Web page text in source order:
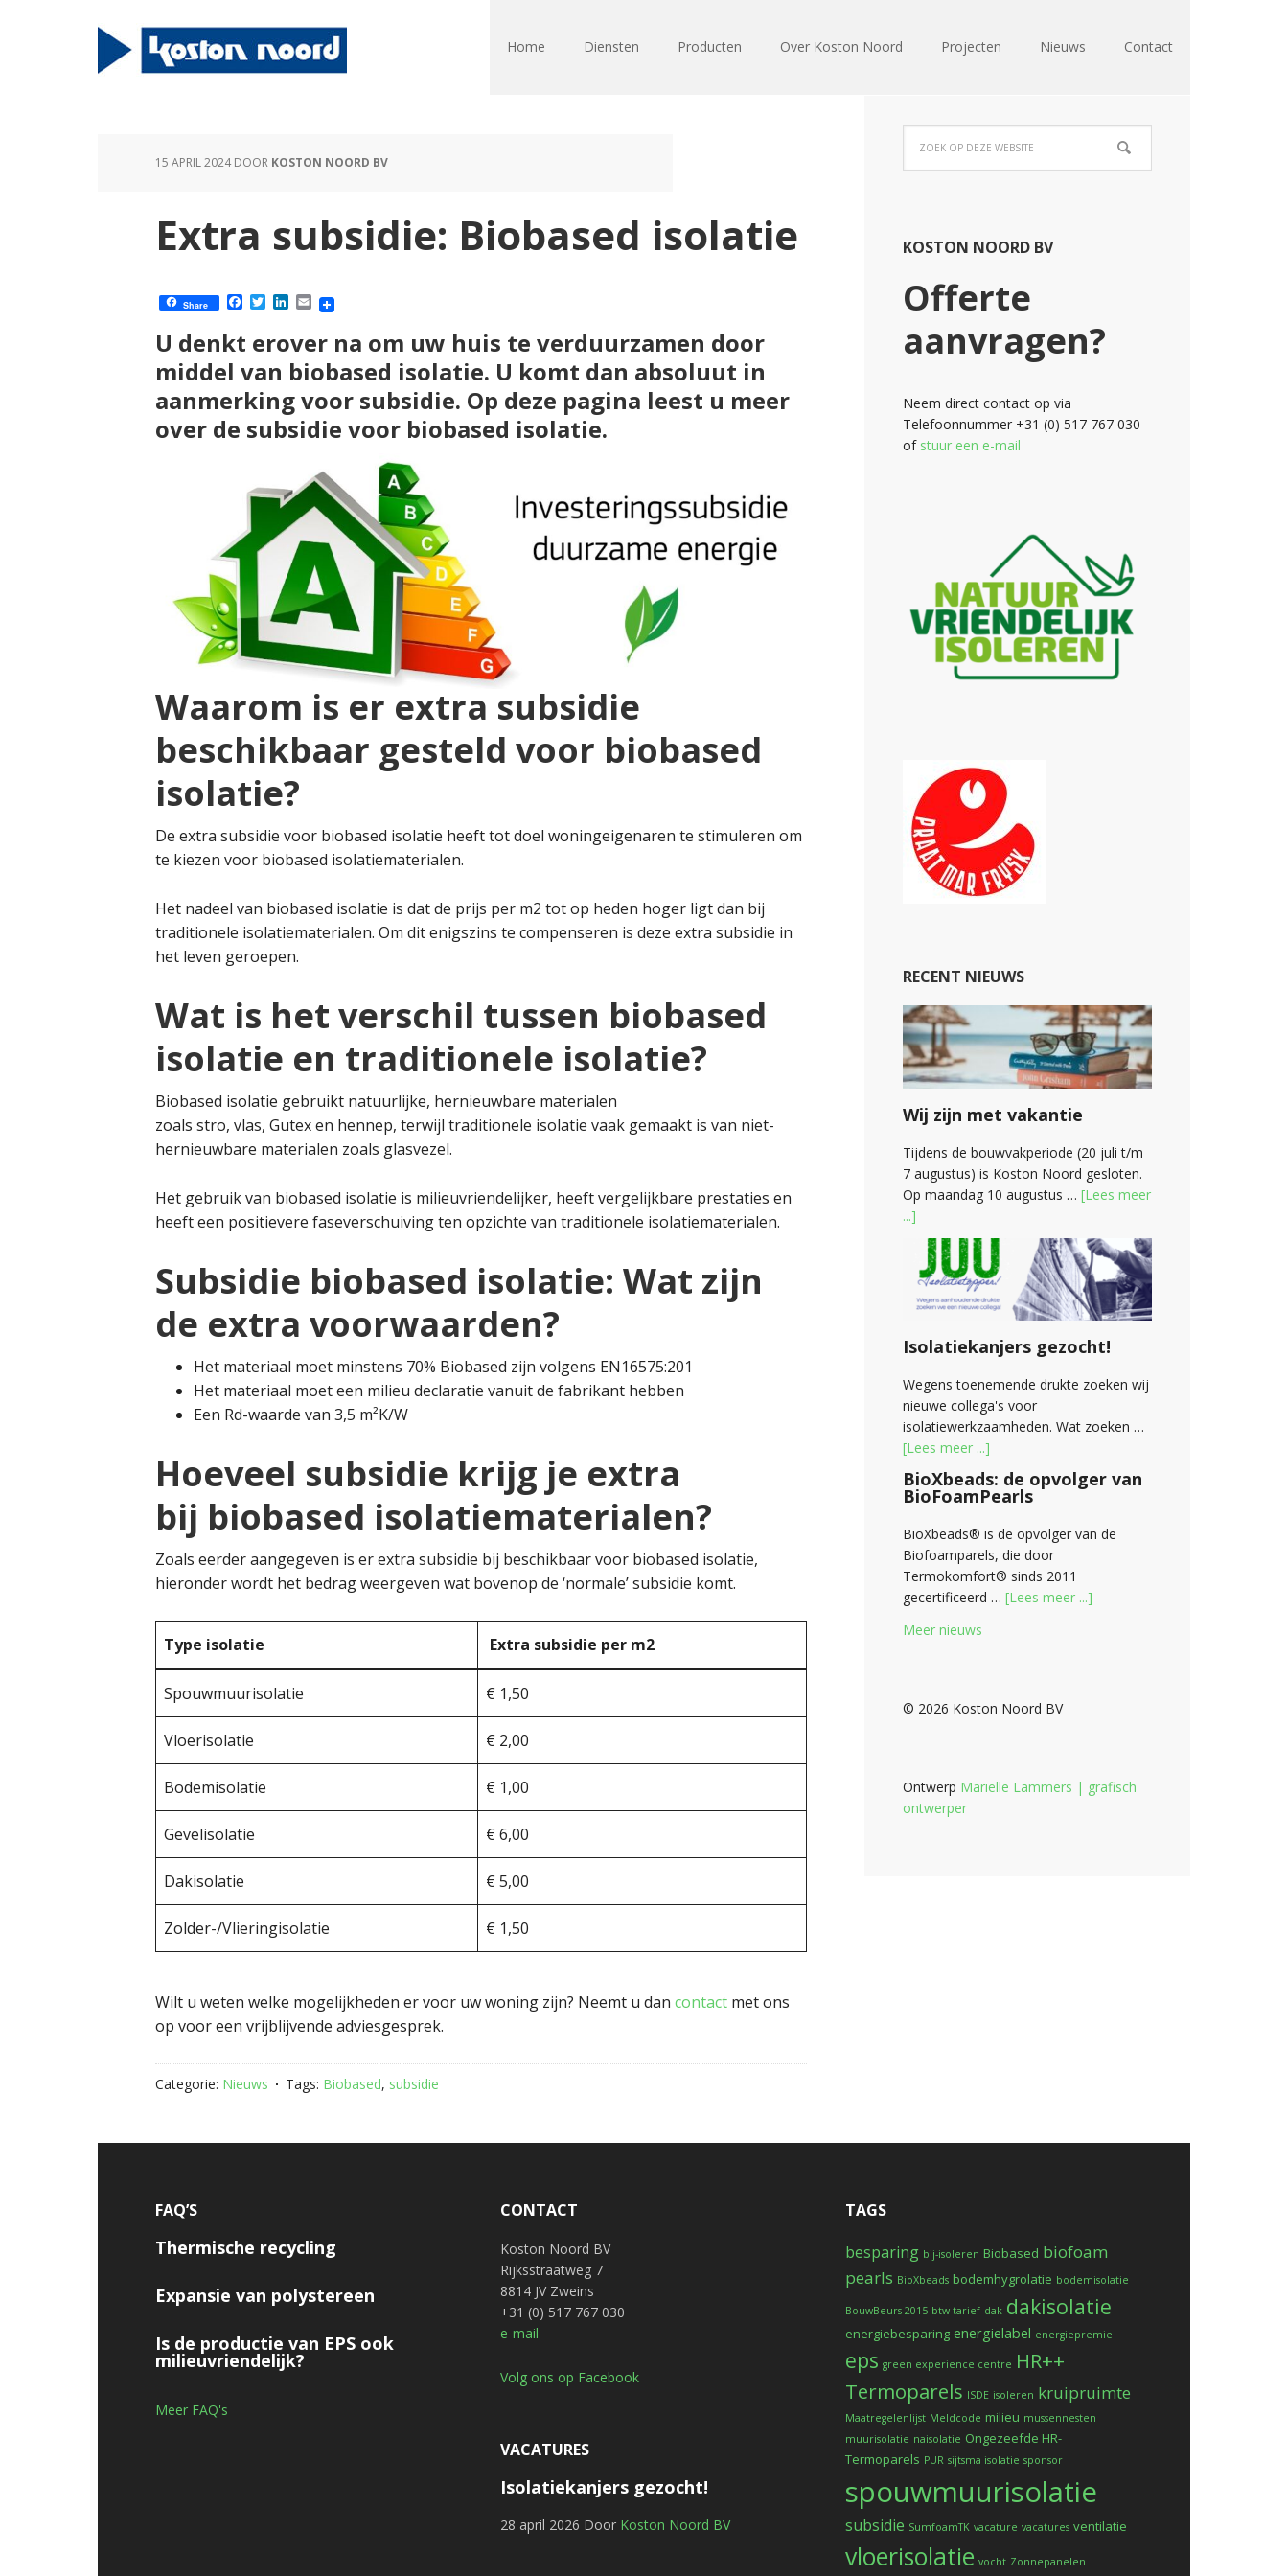
Home Diensten Producten Over Koston Noord Projecten Nieuws Contact
15 APRIL 2024DOOR KOSTON NOORD BV
Extra subsidie: Biobased isolatie
Share Facebook
TwitterLinkedIn
Email
U denkt erover na om uw huis te verduurzamen door
middel van biobased isolatie. U komt dan absoluut in
aanmerking voor subsidie. Op deze pagina leest u meer
over de subsidie voor biobased isolatie.
Waarom is er extra subsidie
beschikbaar gesteld voor biobased
isolatie?
De extra subsidie voor biobased isolatie heeft tot doel woningeigenaren te stimuleren om
te kiezen voor biobased isolatiematerialen.
Het nadeel van biobased isolatie is dat de prijs per m2 tot op heden hoger ligt dan bij
traditionele isolatiematerialen. Om dit enigszins te compenseren is deze extra subsidie in
het leven geroepen.
Wat is het verschil tussen biobased
isolatie en traditionele isolatie?
Biobased isolatie gebruikt natuurlijke, hernieuwbare materialen
zoals stro, vlas, Gutex en hennep, terwijl traditionele isolatie vaak gemaakt is van niet-
hernieuwbare materialen zoals glasvezel.
Het gebruik van biobased isolatie is milieuvriendelijker, heeft vergelijkbare prestaties en
heeft een positievere faseverschuiving ten opzichte van traditionele isolatiematerialen.
Subsidie biobased isolatie: Wat zijn
de extra voorwaarden?
Het materiaal moet minstens 70% Biobased zijn volgens EN16575:201
Het materiaal moet een milieu declaratie vanuit de fabrikant hebben
Een Rd-waarde van 3,5 m²K/W
Hoeveel subsidie krijg je extra
bij biobased isolatiematerialen?
Zoals eerder aangegeven is er extra subsidie bij beschikbaar voor biobased isolatie,
hieronder wordt het bedrag weergeven wat bovenop de ‘normale’ subsidie komt.
Type isolatie Extra subsidie per m2
Spouwmuurisolatie € 1,50
Vloerisolatie € 2,00
Bodemisolatie € 1,00
Gevelisolatie € 6,00
Dakisolatie € 5,00
Zolder-/Vlieringisolatie € 1,50
Wilt u weten welke mogelijkheden er voor uw woning zijn? Neemt u dan contact met ons
op voor een vrijblijvende adviesgesprek.
Categorie: Nieuws Tags: Biobased, subsidie
KOSTON NOORD BV
Offerte
aanvragen?
Neem direct contact op via
Telefoonnummer +31 (0) 517 767 030
of stuur een e-mail
RECENT NIEUWS
Wij zijn met vakantie
Tijdens de bouwvakperiode (20 juli t/m
7 augustus) is Koston Noord gesloten.
Op maandag 10 augustus … [Lees meer
...]
Isolatiekanjers gezocht!
Wegens toenemende drukte zoeken wij
nieuwe collega's voor
isolatiewerkzaamheden. Wat zoeken …
[Lees meer ...]
BioXbeads: de opvolger van
BioFoamPearls
BioXbeads® is de opvolger van de
Biofoamparels, die door
Termokomfort® sinds 2011
gecertificeerd … [Lees meer ...]
Meer nieuws
© 2026 Koston Noord BV
Ontwerp Mariëlle Lammers | grafisch
ontwerper
FAQ’S
Thermische recycling
Expansie van polystereen
Is de productie van EPS ook
milieuvriendelijk?
Meer FAQ's
CONTACT
Koston Noord BV
Rijksstraatweg 7
8814 JV Zweins
+31 (0) 517 767 030
e-mail
Volg ons op Facebook
VACATURES
Isolatiekanjers gezocht!
28 april 2026 Door Koston Noord BV
TAGS
besparing bij-isoleren Biobased biofoam
pearls BioXbeads bodemhygrolatie bodemisolatie
BouwBeurs 2015 btw tarief dak dakisolatie
energiebesparing energielabel energiepremie
eps green experience centre HR++
Termoparels ISDE isoleren kruipruimte
Maatregelenlijst Meldcode milieu mussennesten
muurisolatie naisolatie Ongezeefde HR-
Termoparels PUR sijtsma isolatie sponsor
spouwmuurisolatie
subsidie SumfoamTK vacature vacatures ventilatie
vloerisolatie vocht Zonnepanelen